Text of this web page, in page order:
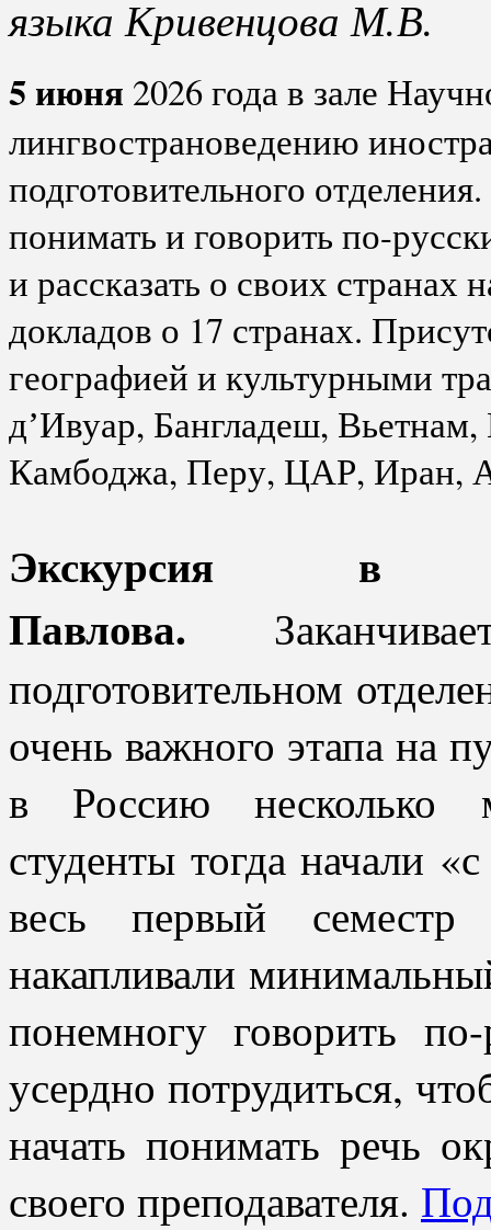
языка Кривенцова М.В.
5 июня 2026 года в зале
лингвострановедению
подготовительного
понимать и говорить по-
и рассказать о своих странах
докладов о 17 странах.
географией и культурными
дʼИвуар, Бангладеш,
Камбоджа, Перу, ЦАР, Иран,
Экскурсия в
Павлова.
подготовительном
очень важного этапа на
в Россию несколько
студенты тогда начали
весь первый семестр
накапливали
понемногу говорить
усердно потрудиться,
начать понимать речь
своего преподавателя.